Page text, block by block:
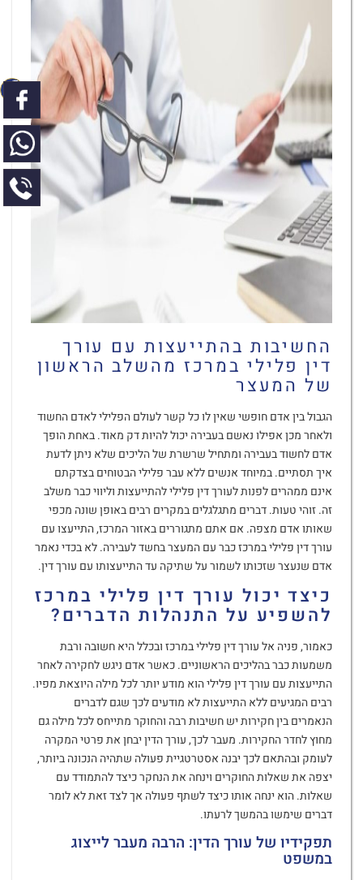
החשיבות בהתייעצות עם עורך
דין פלילי במרכז מהשלב הראשון
של המעצר
הגבול בין אדם חופשי שאין לו כל קשר לעולם הפלילי לאדם החשוד
ולאחר מכן אפילו נאשם בעבירה יכול להיות דק מאוד. באחת הופך
אדם לחשוד בעבירה ומתחיל שרשרת של הליכים שלא ניתן לדעת
איך תסתיים. במיוחד אנשים ללא עבר פלילי הבטוחים בצדקתם
אינם ממהרים לפנות לעורך דין פלילי להתייעצות וליווי כבר משלב
זה. זוהי טעות. דברים מתגלגלים במקרים רבים באופן שונה מכפי
שאותו אדם מצפה. אם אתם מתגוררים באזור המרכז, התייעצו עם
עורך דין פלילי במרכז כבר עם המעצר בחשד לעבירה. לא בכדי נאמר
אדם שנעצר שזכותו לשמור על שתיקה עד התייעצותו עם עורך דין.
כיצד יכול עורך דין פלילי במרכז
להשפיע על התנהלות הדברים?
כאמור, פניה אל עורך דין פלילי במרכז ובכלל היא חשובה ורבת
משמעות כבר בהליכים הראשוניים. כאשר אדם ניגש לחקירה לאחר
התייעצות עם עורך דין פלילי הוא מודע יותר לכל מילה היוצאת מפיו.
רבים המגיעים ללא התייעצות לא מודעים לכך שגם לדברים
הנאמרים בין חקירות יש חשיבות רבה והחוקר מתייחס לכל מילה גם
מחוץ לחדר החקירות. מעבר לכך, עורך הדין יבחן את פרטי המקרה
לעומק ובהתאם לכך יבנה אסטרטגיית פעולה שתהיה הנכונה ביותר,
יצפה את שאלות החוקרים וינחה את הנחקר כיצד להתמודד עם
שאלות. הוא ינחה אותו כיצד לשתף פעולה אך לצד זאת לא לומר
דברים שימשו בהמשך לרעתו.
תפקידיו של עורך הדין: הרבה מעבר לייצוג
במשפט